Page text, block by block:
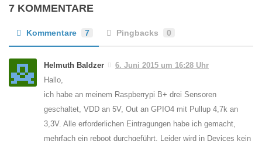
7 KOMMENTARE
Kommentare 7 Pingbacks 0
Helmuth Baldzer
6. Juni 2015 um 16:28 Uhr
Hallo,
ich habe an meinem Raspberrypi B+ drei Sensoren
geschaltet, VDD an 5V, Out an GPIO4 mit Pullup 4,7k an
3,3V. Alle erforderlichen Eintragungen habe ich gemacht,
mehrfach ein reboot durchgeführt. Leider wird in Devices kein